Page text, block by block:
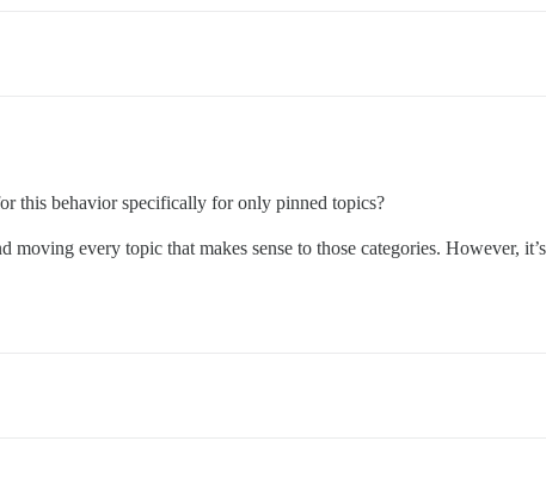
this behavior specifically for only pinned topics?
every topic that makes sense to those categories. However,